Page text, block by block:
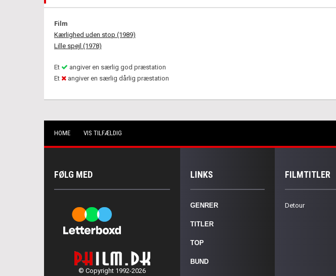
Film
Kærlighed uden stop (1989)
Lille spejl (1978)
Et
angiver en særlig god præstation
Et
angiver en særlig dårlig præstation
HOME VIS TILFÆLDIG
FØLG MED
© Copyright 1992-2026
LINKS
GENRER
TITLER
TOP
BUND
FILMTITLER
Detour